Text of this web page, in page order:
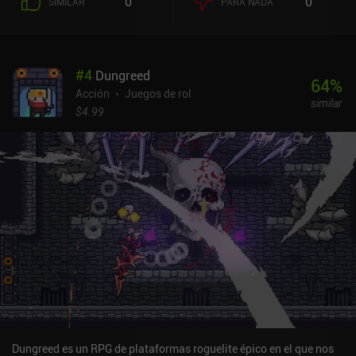
obtenemos una nueva habilidad o un modificador de elemento.
mayoría de los enemigos tienen ataques distintos que nos obligan
a estar alerta. No podemos limitarnos a pulsar el botón de ataque
y esperar lo mejor. Esto, unido a las animaciones de las
golpean, hace que el combate resulte estupendo. Cuando morimos,
volvemos a nuestro campamento, donde podemos subir de nivel a
nuestro personaje, equiparnos con nuevo equipo, desbloquear
nuevas habilidades y mejorar nuestras estadísticas. Toda esta
progresión es permanente, lo que nos permite llegar más lejos en
la siguiente partida. Endless Wander se monetiza mediante
anuncios incentivados para obtener recompensas extra, e iAPs
para dos clases de personaje adicionales, un pase de batalla,
moneda premium y un pack mensual que elimina los anuncios
durante 30 días. Estas compras te permiten progresar más rápido,
pero no parecen necesarias en absoluto. Por desgracia, los dos
personajes adicionales son bastante caros, 6,99 $ cada uno.
#4 Dungreed
Acción
Juegos de rol
$4.99
64%
similar
Dungreed es un RPG de plataformas roguelite épico en el que nos